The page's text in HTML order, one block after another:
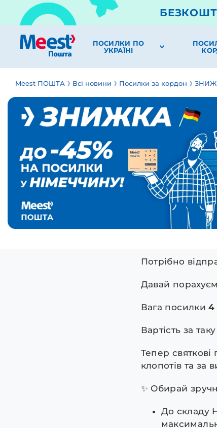
ПОСИЛКИ ПО
УКРАЇНІ
Meest ПОШТА Всі новини Посилки за кордон
Потрібно
Давай
Вага посилки4
Вартість за
Тепер святкові
клопотів та за
✨ Обирай
До складу